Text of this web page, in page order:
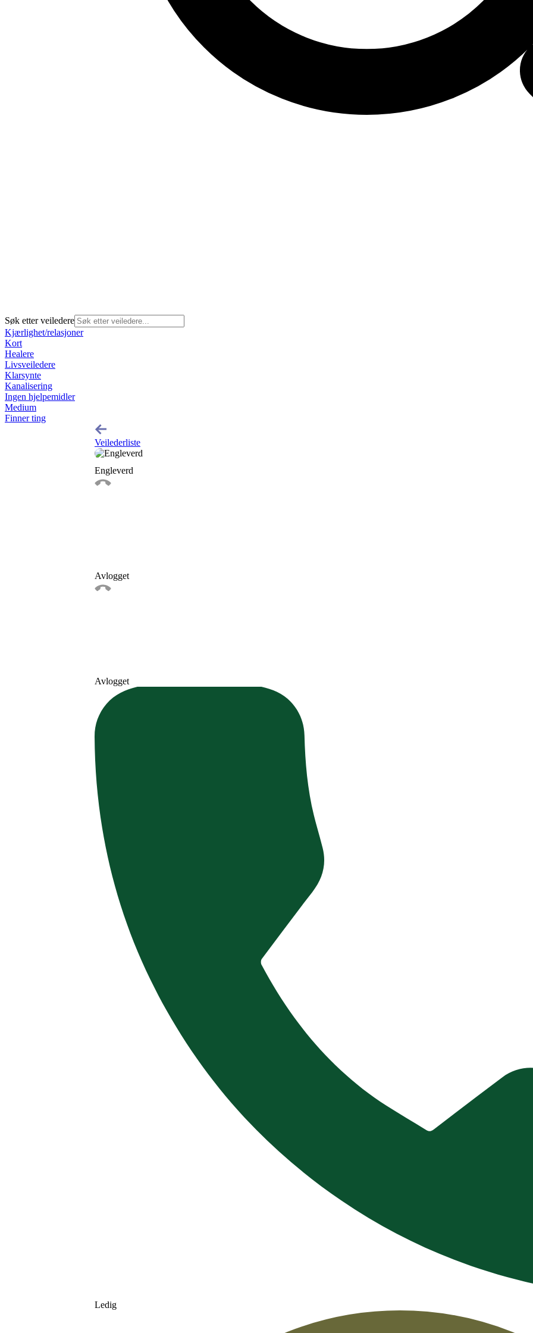
Søk etter veiledere
Kjærlighet/relasjoner
Kort
Healere
Livsveiledere
Klarsynte
Kanalisering
Ingen hjelpemidler
Medium
Finner ting
Veilederliste
Engleverd
Avlogget
Avlogget
Ledig